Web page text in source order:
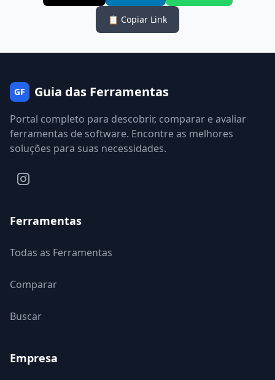
📋 Copiar Link
GF Guia das Ferramentas
Portal completo para descobrir, comparar e avaliar
ferramentas de software. Encontre as melhores
soluções para suas necessidades.
Ferramentas
Todas as Ferramentas
Comparar
Buscar
Empresa